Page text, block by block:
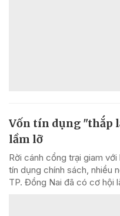
Vốn tín dụng "thắp
lầm lỡ
Rời cánh cổng trại giam
tín dụng chính sách, nhiều
TP. Đồng Nai đã có cơ hội